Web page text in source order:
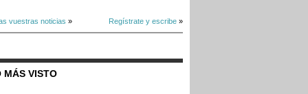
vuestras noticias » Regístrate y escribe »
MÁS VISTO